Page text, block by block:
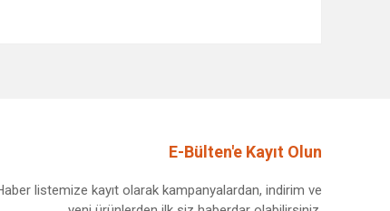
E-Bülten'e Kayıt Olun
listemize kayıt olarak kampanyalardan, indirim ve